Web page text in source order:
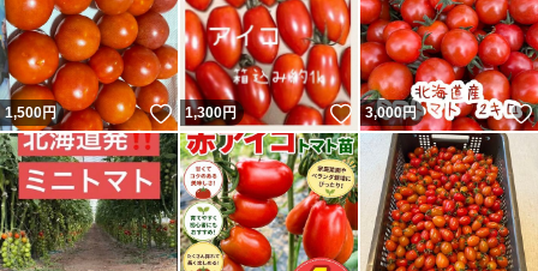
1,500円 いいね！
1,300円 いいね！
3,000円